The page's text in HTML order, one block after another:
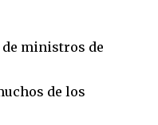
de ministros de
de los